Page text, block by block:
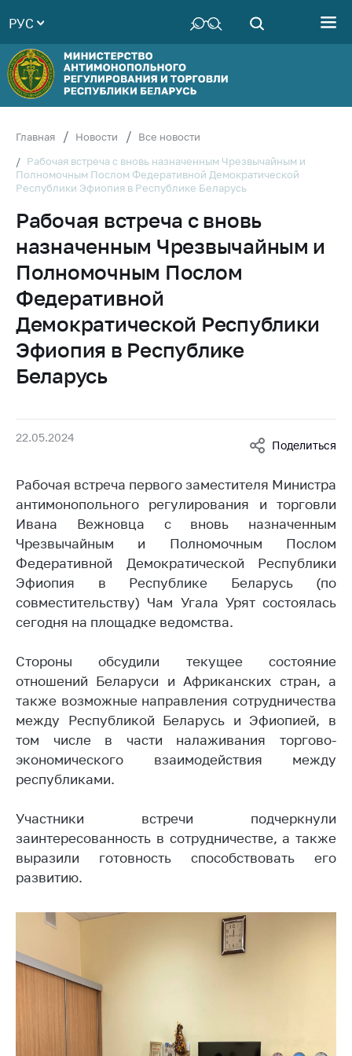
Руководство
Структура
Министерства
Территориальные
Законодательство
деятельность
Общественно-
консультативный
совет
Соискателям
Награждения
Белорусская
универсальная
Общественная
жизнь
Идеологическая
работа
Официальные
геральдические
символы
5 лет МАРТ
Деятельность
Антимонопольное
регулирование и
конкуренция
Торговля и услуги
Регулирование и
контроль закупок
потребителей
Регулирование
рекламной
деятельности
сотрудничество
нетарифного
регулирования
Биржевая торговля
Выставочная
РУС
Главная Новости
Все новости
Рабочая встреча с вновь назначенным Чрезвычайным и
Полномочным Послом Федеративной Демократической
Республики Эфиопия в Республике Беларусь
Рабочая встреча с вновь
назначенным Чрезвычайным и
Полномочным Послом
Федеративной
Демократической Республики
Эфиопия в Республике
Беларусь
22.05.2024
Поделиться
Рабочая встреча первого заместителя Министра
антимонопольного регулирования и торговли
Ивана Вежновца с вновь назначенным
Чрезвычайным и Полномочным Послом
Федеративной Демократической Республики
Эфиопия в Республике Беларусь (по
совместительству) Чам Угала Урят состоялась
сегодня на площадке ведомства.
Стороны обсудили текущее состояние
отношений Беларуси и Африканских стран, а
также возможные направления сотрудничества
между Республикой Беларусь и Эфиопией, в
том числе в части налаживания торгово-
экономического взаимодействия между
республиками.
Участники встречи подчеркнули
заинтересованность в сотрудничестве, а также
выразили готовность способствовать его
развитию.